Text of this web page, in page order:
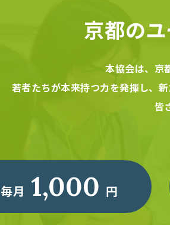
京都の
本協会は、京
若者たちが本来持つ力を発揮し、
皆
毎月 1,000 円